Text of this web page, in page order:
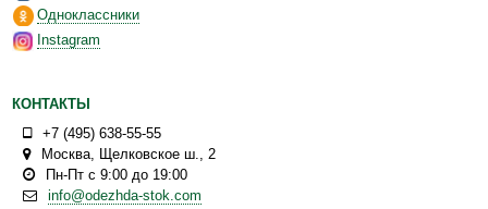
Одноклассники
Instagram
КОНТАКТЫ
+7 (495) 638-55-55
Москва, Щелковское ш., 2
Пн-Пт с 9:00 до 19:00
info@odezhda-stok.com